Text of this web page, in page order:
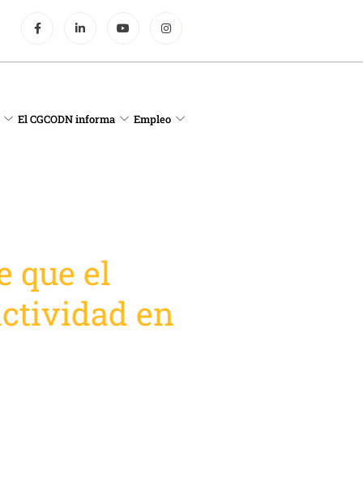
El CGCODN informa Empleo
que el
en